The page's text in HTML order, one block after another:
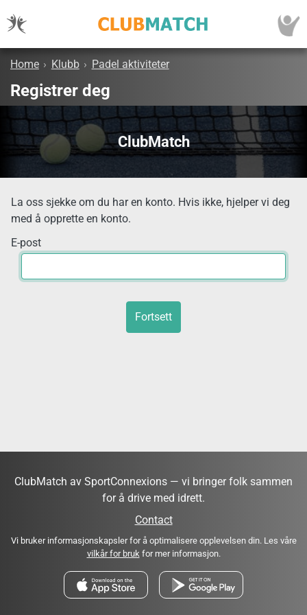
Home › Klubb › Padel aktiviteter
Registrer deg
ClubMatch
La oss sjekke om du har en konto. Hvis ikke, hjelper vi deg
med å opprette en konto.
E-post
Fortsett
ClubMatch av SportConnexions — vi bringer folk sammen
for å drive med idrett.
Contact
Vi bruker informasjonskapsler for å optimalisere opplevelsen din. Les våre
vilkår for brukfor mer informasjon.